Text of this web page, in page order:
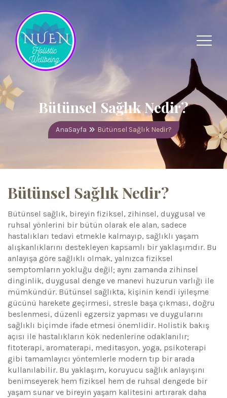
Bütünsel Sağlık Nedir?
AnaSayfa Bütünsel Sağlık Nedir?
Bütünsel Sağlık Nedir?
Bütünsel sağlık, bireyin fiziksel, zihinsel, duygusal ve
ruhsal yönlerini bir bütün olarak ele alan, sadece
hastalıkları tedavi etmekle kalmayıp, sağlıklı yaşam
alışkanlıklarını destekleyen kapsamlı bir yaklaşımdır. Bu
anlayışa göre sağlıklı olmak, yalnızca fiziksel
semptomların yokluğu değil; aynı zamanda zihinsel
dinginlik, duygusal denge ve manevi huzurun varlığı ile
mümkündür. Bütünsel sağlıkta, kişinin kendi iyileşme
gücünü harekete geçirmesi, stresle başa çıkması, doğru
beslenmesi, düzenli egzersiz yapması ve duygularını
sağlıklı biçimde ifade etmesi önemlidir. Holistik bakış
açısı ile hastalıkların kök nedenlerine odaklanılır;
fitoterapi, aromaterapi, meditasyon, yoga, psikoterapi
gibi tamamlayıcı yöntemlerle modern tıp bir arada
kullanılabilir. Bu yaklaşım, koruyucu sağlık anlayışını
benimseyerek hem fiziksel hem de ruhsal dengede bir
yaşam sunar ve bireyin yaşam kalitesini artırarak daha